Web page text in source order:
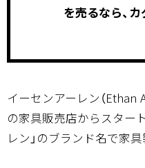
を売るなら、
イーセンアーレン（Ethan
の家具販売店からスター
レン」のブランド名で家